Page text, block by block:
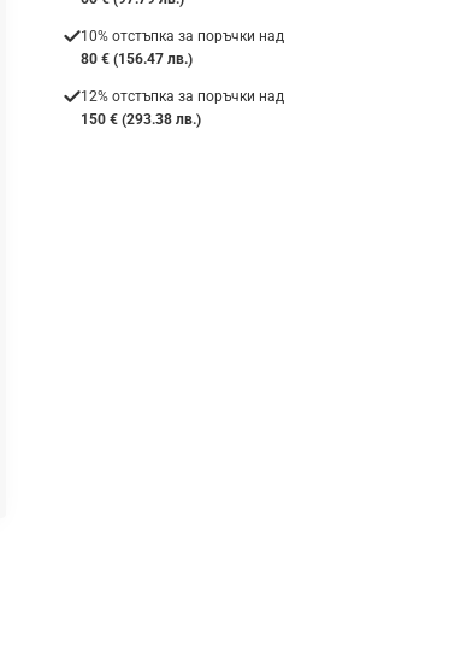
10% отстъпка за поръчки над
80 € (156.47 лв.)
12% отстъпка за поръчки над
150 € (293.38 лв.)